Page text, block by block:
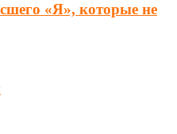
«Я», которые не